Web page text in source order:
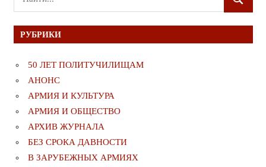
для:
ПОИСК
РУБРИКИ
50 ЛЕТ ПОЛИТУЧИЛИЩАМ
АНОНС
АРМИЯ И КУЛЬТУРА
АРМИЯ И ОБЩЕСТВО
АРХИВ ЖУРНАЛА
БЕЗ СРОКА ДАВНОСТИ
В ЗАРУБЕЖНЫХ АРМИЯХ